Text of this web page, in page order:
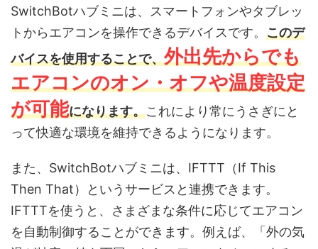
SwitchBotハブミニは、スマートフォンやタブレッ
トからエアコンを操作できるデバイスです。 このデ
バイスを使用することで、外出先からでも
エアコンのオン・オフや温度設定
が可能になります。これにより常にうさぎにと
って快適な環境を維持できるようになります。
また、SwitchBotハブミニは、IFTTT（If This
Then That）というサービスと連携できます。
IFTTTを使うと、さまざまな条件に応じてエアコン
を自動制御することができます。例えば、「外の気